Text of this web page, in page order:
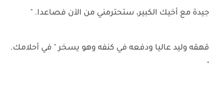
جيدة مع أخيك الكبير، ستحترمني من الآن فصاعدا. "
قهقه وليد عاليا ودفعه في كنفه وهو يسخر " في أحلامك.
"